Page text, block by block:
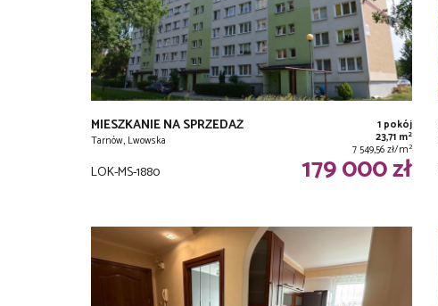
MIESZKANIE NA SPRZEDAŻ
Tarnów, Lwowska
1 pokój
23,71 m2
7 549,56 zł/m2
LOK-MS-1880 179 000 zł